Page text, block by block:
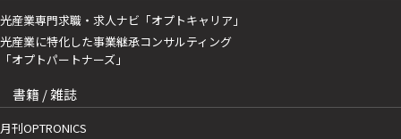
光産業専門求職・求人ナビ「オプトキャリア」
光産業に特化した事業継承コンサルティング
「オプトパートナーズ」
書籍 / 雑誌
月刊OPTRONICS